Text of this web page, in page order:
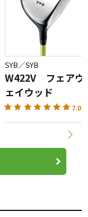
SYB／SYB
W422V フェアウ
ェイウッド
7.0